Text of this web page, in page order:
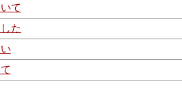
て
た